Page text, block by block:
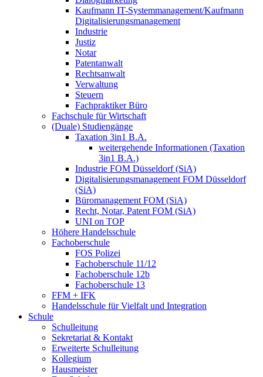
Kaufmann IT-Systemmanagement/Kaufmann
Digitalisierungsmanagement
Industrie
Justiz
Notar
Patentanwalt
Rechtsanwalt
Verwaltung
Steuern
Fachpraktiker Büro
Fachschule für Wirtschaft
(Duale) Studiengänge
Taxation 3in1 B.A.
weitergehende Informationen (Taxation
3in1 B.A.)
Industrie FOM Düsseldorf (SiA)
Digitalisierungsmanagement FOM Düsseldorf
(SiA)
Büromanagement FOM (SiA)
Recht, Notar, Patent FOM (SiA)
UNI on TOP
Höhere Handelsschule
Fachoberschule
FOS Polizei
Fachoberschule 11/12
Fachoberschule 12b
Fachoberschule 13
FFM + IFK
Handelsschule für Vielfalt und Integration
Schule
Schulleitung
Sekretariat & Kontakt
Erweiterte Schulleitung
Kollegium
Hausmeister